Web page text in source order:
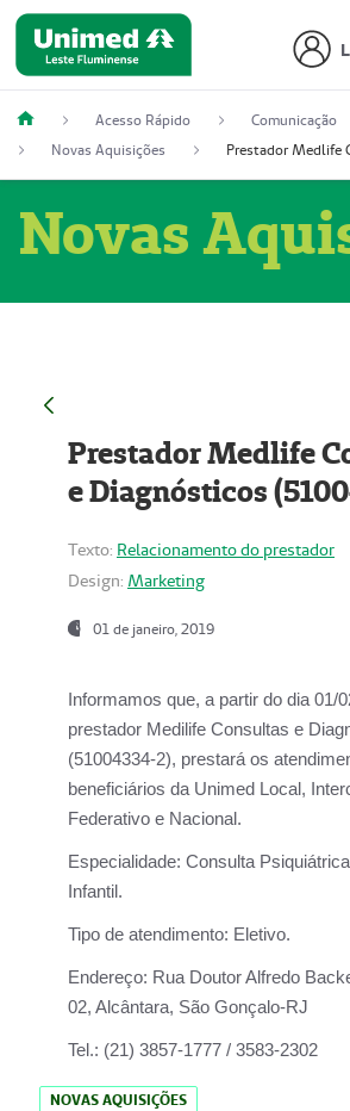
Acesso Rápido
Comunicação
Novas Aquisições
Novas
Prestador Medlife
e Diagnósticos
Texto: Relacionamento do prestador
Design: Marketing
01 de janeiro, 2019
Informamos que, a partir do dia 01/
prestador Medilife Consultas e
(51004334-2), prestará os
beneficiários da Unimed Local,
Federativo e Nacional.
Especialidade: Consulta
Infantil.
Tipo de atendimento: Eletivo.
Endereço: Rua Doutor Alfredo
02, Alcântara, São Gonçalo-RJ
Tel.: (21) 3857-1777 / 3583-2302
NOVAS AQUISIÇÕES